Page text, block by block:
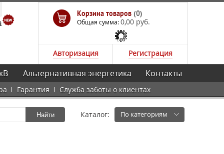
Корзина товаров (0)
Общая сумма:0,00 руб.
Авторизация Регистрация
Гарантия Служба заботы о клиентах
Альтернативная энергетика Контакты
Найти Каталог: По категориям